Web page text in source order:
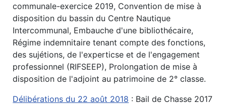
communale-exercice 2019, Convention de mise à
disposition du bassin du Centre Nautique
Intercommunal, Embauche d'une bibliothécaire,
Régime indemnitaire tenant compte des fonctions,
des sujétions, de l'experticse et de l'engagement
professionnel (RIFSEEP), Prolongation de mise à
disposition de l'adjoint au patrimoine de 2° classe.
Délibérations du 22 août 2018 : Bail de Chasse 2017